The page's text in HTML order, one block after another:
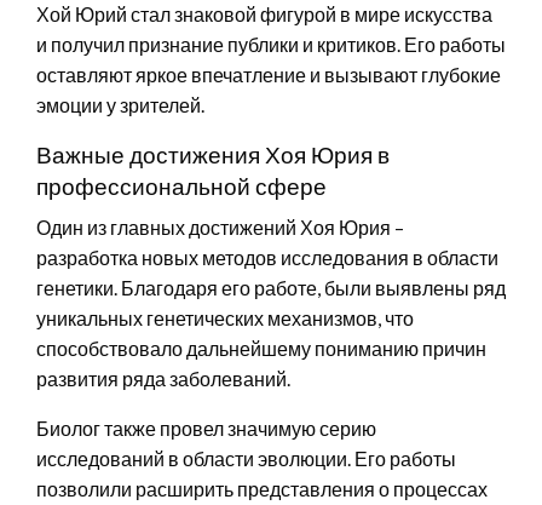
Хой Юрий стал знаковой фигурой в мире искусства
и получил признание публики и критиков. Его работы
оставляют яркое впечатление и вызывают глубокие
эмоции у зрителей.
Важные достижения Хоя Юрия в
профессиональной сфере
Один из главных достижений Хоя Юрия –
разработка новых методов исследования в области
генетики. Благодаря его работе, были выявлены ряд
уникальных генетических механизмов, что
способствовало дальнейшему пониманию причин
развития ряда заболеваний.
Биолог также провел значимую серию
исследований в области эволюции. Его работы
позволили расширить представления о процессах